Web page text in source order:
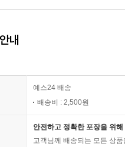
내
예스24 배송
배송비 : 2,500원
안전하고 정확한 포장을 위
고객님께 배송되는 모든 상